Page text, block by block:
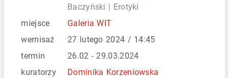
Baczyński | Erotyki
miejsce
Galeria WIT
wernisaż
27 lutego 2024 / 14:45
termin
26.02 - 29.03.2024
kuratorzy
Dominika Korzeniowska